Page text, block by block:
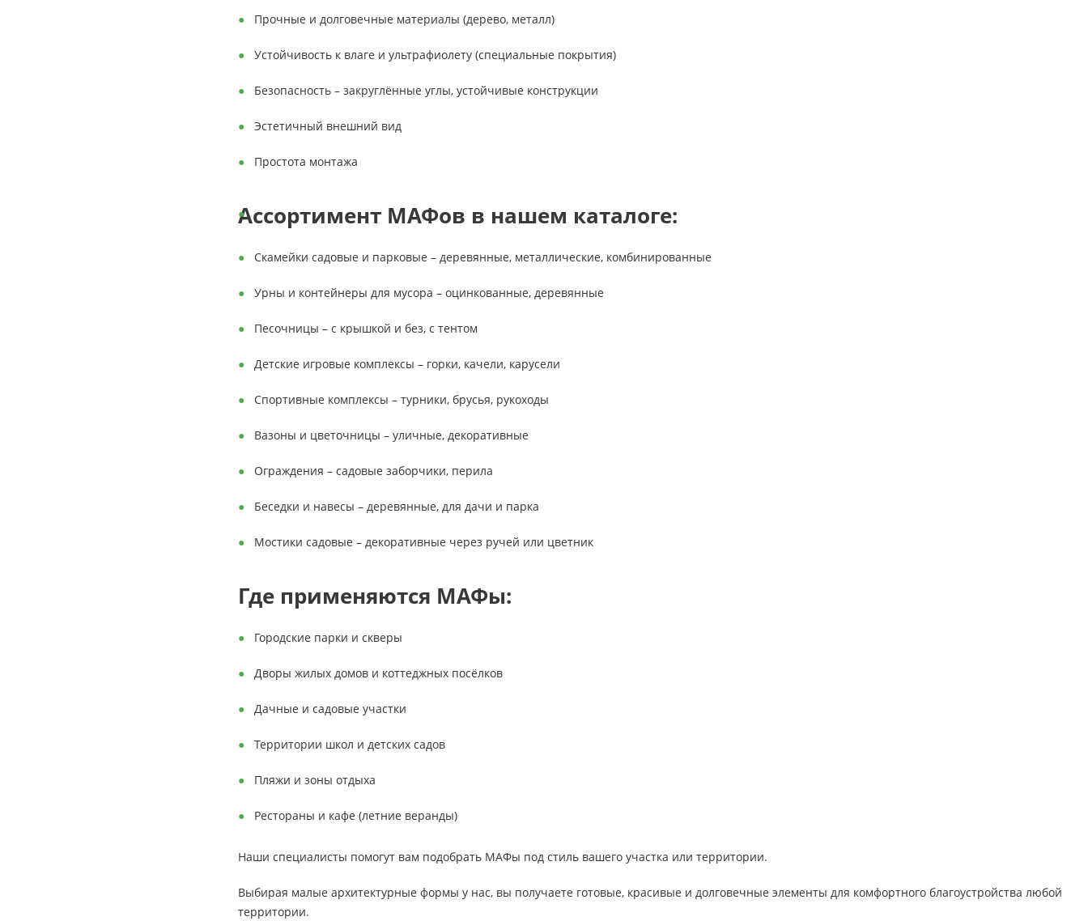
Прочные и долговечные материалы (дерево, металл)
Устойчивость к влаге и ультрафиолету (специальные покрытия)
Безопасность – закруглённые углы, устойчивые конструкции
Эстетичный внешний вид
Простота монтажа
Ассортимент МАФов в нашем каталоге:
Скамейки садовые и парковые – деревянные, металлические, комбинированные
Урны и контейнеры для мусора – оцинкованные, деревянные
Песочницы – с крышкой и без, с тентом
Детские игровые комплексы – горки, качели, карусели
Спортивные комплексы – турники, брусья, рукоходы
Вазоны и цветочницы – уличные, декоративные
Ограждения – садовые заборчики, перила
Беседки и навесы – деревянные, для дачи и парка
Мостики садовые – декоративные через ручей или цветник
Где применяются МАФы:
Городские парки и скверы
Дворы жилых домов и коттеджных посёлков
Дачные и садовые участки
Территории школ и детских садов
Пляжи и зоны отдыха
Рестораны и кафе (летние веранды)
Наши специалисты помогут вам подобрать МАФы под стиль вашего участка или территории.
Выбирая малые архитектурные формы у нас, вы получаете готовые, красивые и долговечные элементы для комфортного благоустройства любой
территории.